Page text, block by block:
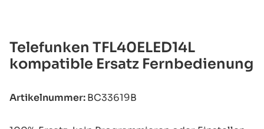
Telefunken TFL40ELED14L
kompatible Ersatz Fernbedienung
Artikelnummer:BC33619B